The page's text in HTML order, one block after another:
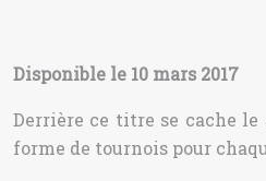
Disponible le 10 mars 2017
Derrière ce titre se cache le
forme de tournois pour